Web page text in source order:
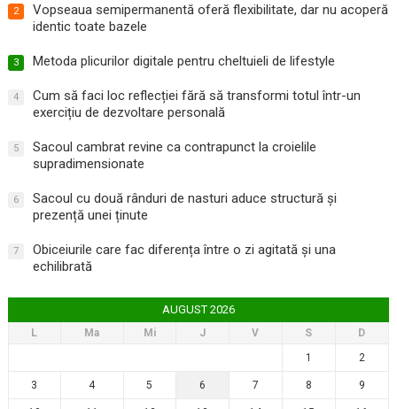
2
Vopseaua semipermanentă oferă flexibilitate, dar nu acoperă
identic toate bazele
3 Metoda plicurilor digitale pentru cheltuieli de lifestyle
4
Cum să faci loc reflecției fără să transformi totul într-un
exercițiu de dezvoltare personală
5
Sacoul cambrat revine ca contrapunct la croielile
supradimensionate
6
Sacoul cu două rânduri de nasturi aduce structură și
prezență unei ținute
7
Obiceiurile care fac diferența între o zi agitată și una
echilibrată
AUGUST 2026
L Ma Mi J V S
D
1
2
3 4 5 6 7 8 9